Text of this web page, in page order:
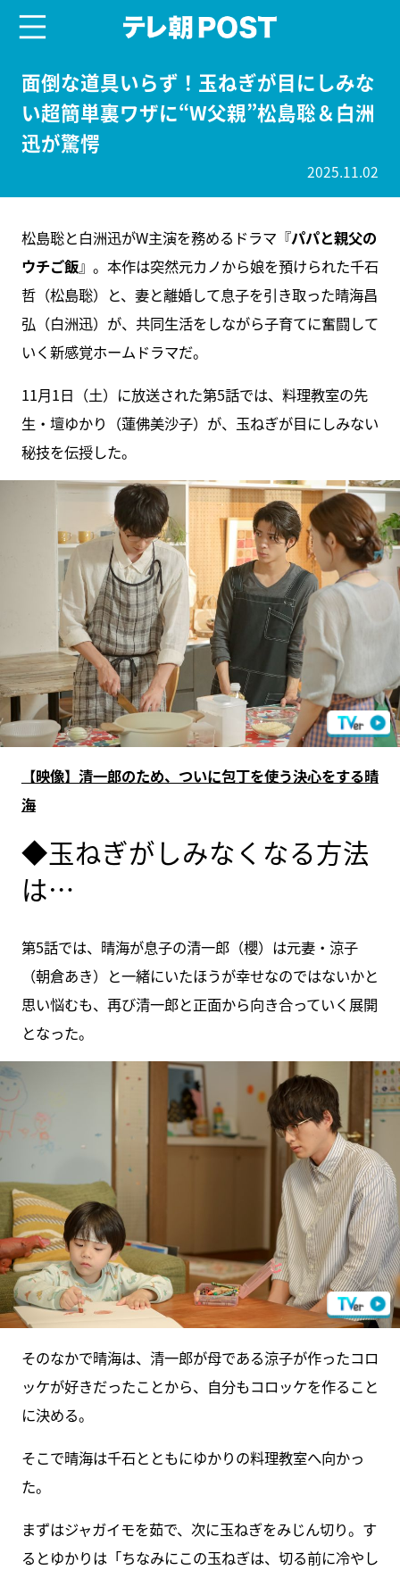
面倒な道具いらず！玉ねぎが目にしみな
い超簡単裏ワザに“W父親”松島聡＆白洲
迅が驚愕
2025.11.02
松島聡と白洲迅がW主演を務めるドラマ『パパと親父の
ウチご飯』。本作は突然元カノから娘を預けられた千石
哲（松島聡）と、妻と離婚して息子を引き取った晴海昌
弘（白洲迅）が、共同生活をしながら子育てに奮闘して
いく新感覚ホームドラマだ。
11月1日（土）に放送された第5話では、料理教室の先
生・壇ゆかり（蓮佛美沙子）が、玉ねぎが目にしみない
秘技を伝授した。
【映像】清一郎のため、ついに包丁を使う決心をする晴
海
◆玉ねぎがしみなくなる方法
は…
第5話では、晴海が息子の清一郎（櫻）は元妻・涼子
（朝倉あき）と一緒にいたほうが幸せなのではないかと
思い悩むも、再び清一郎と正面から向き合っていく展開
となった。
そのなかで晴海は、清一郎が母である涼子が作ったコロ
ッケが好きだったことから、自分もコロッケを作ること
に決める。
そこで晴海は千石とともにゆかりの料理教室へ向かっ
た。
まずはジャガイモを茹で、次に玉ねぎをみじん切り。す
るとゆかりは「ちなみにこの玉ねぎは、切る前に冷やし